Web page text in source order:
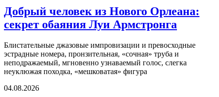
Добрый человек из Нового Орлеана:
секрет обаяния Луи Армстронга
Блистательные джазовые импровизации и превосходные
эстрадные номера, пронзительная, «сочная» труба и
неподражаемый, мгновенно узнаваемый голос, слегка
неуклюжая походка, «мешковатая» фигура
04.08.2026